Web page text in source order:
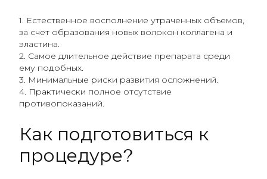
1. Естественное восполнение утраченных объемов,
за счет образования новых волокон коллагена и
эластина.
2. Самое длительное действие препарата среди
ему подобных.
3. Минимальные риски развития осложнений.
4. Практически полное отсутствие
противопоказаний.
Как подготовиться к
процедуре?